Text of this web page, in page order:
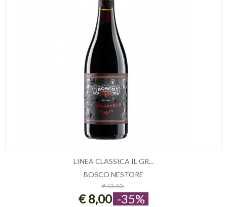
ESAURITO
LINEA CLASSICA IL GR...
BOSCO NESTORE
€ 13,00
€ 8,00 -35%